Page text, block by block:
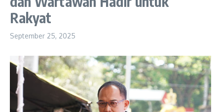
Rakyat
September 25, 2025